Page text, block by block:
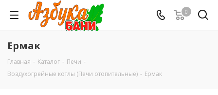
0
Ермак
Главная - Каталог - Печи -
Воздухогрейные котлы (Печи отопительные) - Ермак